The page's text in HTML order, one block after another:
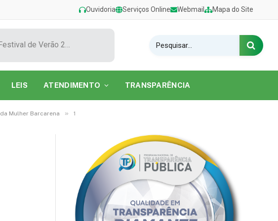
Ouvidoria Serviços Online Webmail Mapa do Site
Show de Tarcísio do Acordeon encerra o Festival de Verão 2026 na Praia do Caripi
LEIS ATENDIMENTO TRANSPARÊNCIA
Mulher Barcarena » 1